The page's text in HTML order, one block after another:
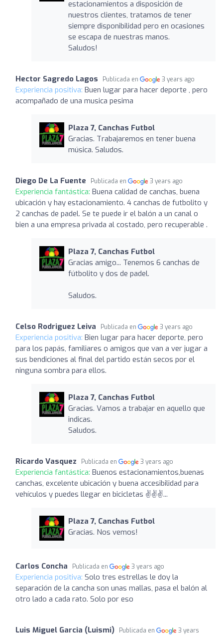
estacionamientos a disposición de
nuestros clientes, tratamos de tener
siempre disponibilidad pero en ocasiones
se escapa de nuestras manos.
Saludos!
Hector Sagredo Lagos Publicada en 3 years ago
Experiencia positiva: Buen lugar para hacer deporte , pero
acompañado de una musica pesima
Plaza 7, Canchas Futbol
Gracias. Trabajaremos en tener buena
música. Saludos.
Diego De La Fuente Publicada en 3 years ago
Experiencia fantástica: Buena calidad de canchas, buena
ubicación y hay estacionamiento. 4 canchas de futbolito y
2 canchas de padel. Se te puede ir el balón a un canal o
bien a una empresa privada al costado, pero recuperable .
Plaza 7, Canchas Futbol
Gracias amigo... Tenemos 6 canchas de
fútbolito y dos de padel.
Saludos.
Celso Rodriguez Leiva Publicada en 3 years ago
Experiencia positiva: Bien lugar para hacer deporte, pero
para los papás, familiares o amigos que van a ver jugar a
sus bendiciones al final del partido están secos por el
ninguna sombra para ellos.
Plaza 7, Canchas Futbol
Gracias. Vamos a trabajar en aquello que
indicas.
Saludos.
Ricardo Vasquez Publicada en 3 years ago
Experiencia fantástica: Buenos estacionamientos,buenas
canchas, excelente ubicación y buena accesibilidad para
vehículos y puedes llegar en bicicletas ✌️✌️✌️...
Plaza 7, Canchas Futbol
Gracias. Nos vemos!
Carlos Concha Publicada en 3 years ago
Experiencia positiva: Solo tres estrellas le doy la
separación de la cancha son unas mallas, pasa el balón al
otro lado a cada rato. Solo por eso
Luis Miguel Garcia (Luismi) Publicada en
3 years